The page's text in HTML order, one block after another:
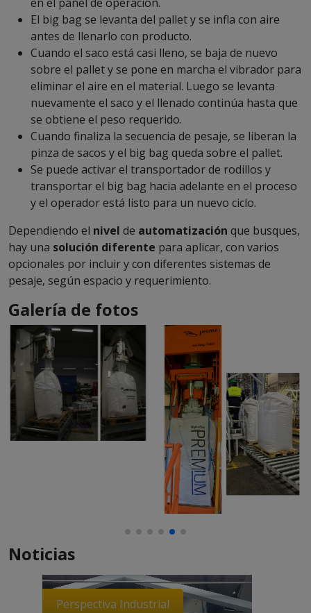
El big bag se levanta del pallet y se infla con aire
antes de llenarlo con producto.
Cuando el saco está casi lleno, se baja de nuevo
sobre el pallet y se pone en marcha el vibrador para
eliminar el aire en el material. Luego se levanta
nuevamente el saco y el llenado continúa hasta que
se obtiene el peso requerido.
Cuando finaliza la secuencia de pesaje, se liberan la
pinza de sacos y el big bag queda sobre el pallet.
Se puede activar el transportador de rodillos y
transportar el big bag hacia adelante en el proceso
y el operador está listo para un nuevo ciclo.
Dependiendo el nivel de automatización que busques,
hay una solución diferente para aplicar, con varios
opcionales por incluir y con diferentes sistemas de
pesaje, según espacio y requerimiento.
Galería de fotos
Noticias
Perspectiva Industrial